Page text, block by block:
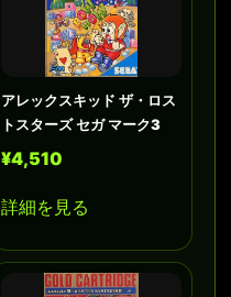
アレックスキッド ザ・ロス
トスターズ セガ マーク3
¥4,510
詳細を見る